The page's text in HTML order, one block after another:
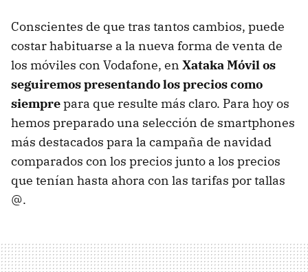
Conscientes de que tras tantos cambios, puede
costar habituarse a la nueva forma de venta de
los móviles con Vodafone, en Xataka Móvil os
seguiremos presentando los precios como
siemprepara que resulte más claro. Para hoy os
hemos preparado una selección de smartphones
más destacados para la campaña de navidad
comparados con los precios junto a los precios
que tenían hasta ahora con las tarifas por tallas
@.